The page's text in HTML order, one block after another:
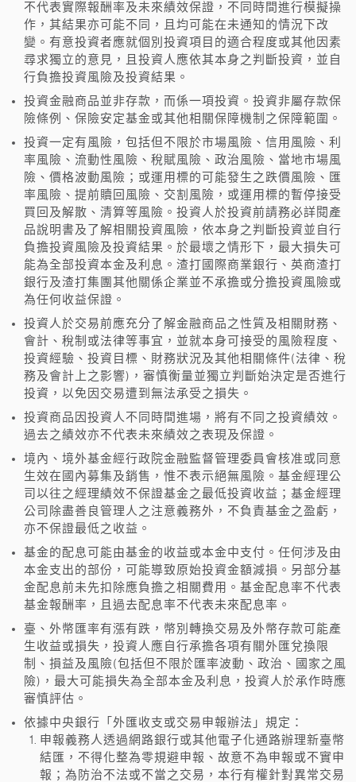
不代表實際報酬率及未來績效保證，不同時間進行模擬操
作，其結果亦可能不同，且均可能在未通知的情況下改
變。有意投資者應就個別投資項目的適合程度或其他因素
尋求獨立的意見，且投資人應依其本身之判斷投資，並自
行負擔投資風險及投資結果。
投資金融商品並非存款，而係一項投資。投資非屬存款保
險條例、保險安定基金或其他相關保障機制之保障範圍。
投資一定有風險，包括但不限於市場風險、信用風險、利
率風險、流動性風險、稅賦風險、政治風險、當地市場風
險、價格波動風險；或運用標的可能發生之跌價風險、匯
率風險、提前贖回風險、交割風險，或運用標的暫停接受
買回及解散、清算等風險。投資人於投資前請務必詳閱產
品說明書及了解相關投資風險，依本身之判斷投資並自行
負擔投資風險及投資結果。於最壞之情形下，最大損失可
能為全部投資本金及利息。渣打國際商業銀行、英商渣打
銀行及渣打集團其他關係企業並不承擔或分擔投資風險或
為任何收益保證。
投資人於交易前應充分了解金融商品之性質及相關財務、
會計、稅制或法律等事宜，並就本身可接受的風險程度、
投資經驗、投資目標、財務狀況及其他相關條件(法律、稅
務及會計上之影響)，審慎衡量並獨立判斷始決定是否進行
投資，以免因交易遭到無法承受之損失。
投資商品因投資人不同時間進場，將有不同之投資績效。
過去之績效亦不代表未來績效之表現及保證。
境內、境外基金經行政院金融監督管理委員會核准或同意
生效在國內募集及銷售，惟不表示絕無風險。基金經理公
司以往之經理績效不保證基金之最低投資收益；基金經理
公司除盡善良管理人之注意義務外，不負責基金之盈虧，
亦不保證最低之收益。
基金的配息可能由基金的收益或本金中支付。任何涉及由
本金支出的部份，可能導致原始投資金額減損。另部分基
金配息前未先扣除應負擔之相關費用。基金配息率不代表
基金報酬率，且過去配息率不代表未來配息率。
臺、外幣匯率有漲有跌，幣別轉換交易及外幣存款可能產
生收益或損失，投資人應自行承擔各項有關外匯兌換限
制、損益及風險(包括但不限於匯率波動、政治、國家之風
險)，最大可能損失為全部本金及利息，投資人於承作時應
審慎評估。
依據中央銀行「外匯收支或交易申報辦法」規定：
申報義務人透過網路銀行或其他電子化通路辦理新臺幣
結匯，不得化整為零規避申報、故意不為申報或不實申
報；為防治不法或不當之交易，本行有權針對異常交易